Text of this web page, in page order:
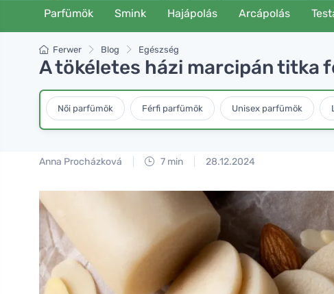
Parfümök Smink Hajápolás Arcápolás
Ferwer Blog Egészség
A tökéletes házi marcipán titka
Női parfümök Férfi parfümök Unisex parfümök
Anna Procházková 7 min 28.12.2024